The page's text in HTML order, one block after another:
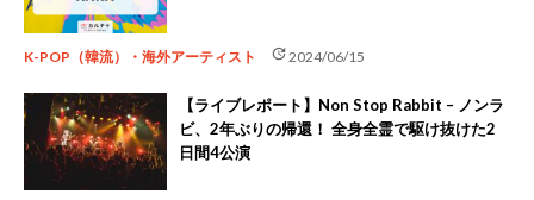
K-POP（韓流）・海外アーティスト update2024/06/15
【ライブレポート】Non Stop Rabbit – ノンラ
ビ、2年ぶりの帰還！ 全身全霊で駆け抜けた2
日間4公演